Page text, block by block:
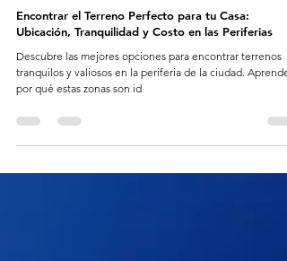
Ubicación, Tranquilidad y Costo en las Periferias
Descubre las mejores opciones para encontrar terrenos
por qué estas zonas son id